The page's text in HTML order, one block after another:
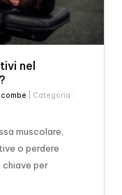
nel
| Categoria :
muscolare,
o perdere
chiave per